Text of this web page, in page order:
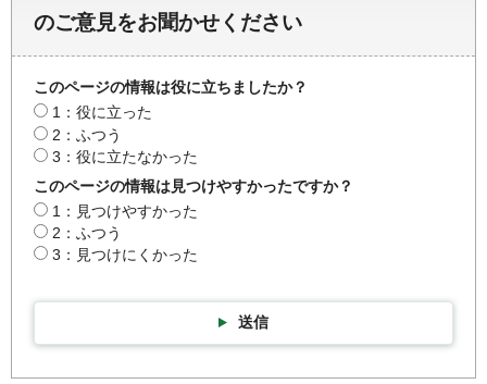
のご意見をお聞かせください
このページの情報は役に立ちましたか？
1：役に立った
2：ふつう
3：役に立たなかった
このページの情報は見つけやすかったですか？
1：見つけやすかった
2：ふつう
3：見つけにくかった
送信